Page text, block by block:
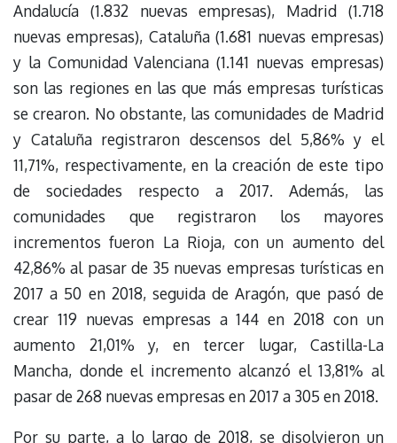
Andalucía (1.832 nuevas empresas), Madrid (1.718
nuevas empresas), Cataluña (1.681 nuevas empresas)
y la Comunidad Valenciana (1.141 nuevas empresas)
son las regiones en las que más empresas turísticas
se crearon. No obstante, las comunidades de Madrid
y Cataluña registraron descensos del 5,86% y el
11,71%, respectivamente, en la creación de este tipo
de sociedades respecto a 2017. Además, las
comunidades que registraron los mayores
incrementos fueron La Rioja, con un aumento del
42,86% al pasar de 35 nuevas empresas turísticas en
2017 a 50 en 2018, seguida de Aragón, que pasó de
crear 119 nuevas empresas a 144 en 2018 con un
aumento 21,01% y, en tercer lugar, Castilla-La
Mancha, donde el incremento alcanzó el 13,81% al
pasar de 268 nuevas empresas en 2017 a 305 en 2018.
Por su parte, a lo largo de 2018, se disolvieron un